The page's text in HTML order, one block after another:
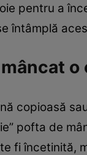
pentru a
întâmplă
o
copioasă
pofta de
fi încetinită,